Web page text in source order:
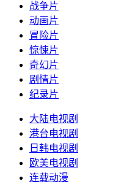
战争片
动画片
冒险片
惊悚片
奇幻片
剧情片
纪录片
大陆电视剧
港台电视剧
日韩电视剧
欧美电视剧
连载动漫